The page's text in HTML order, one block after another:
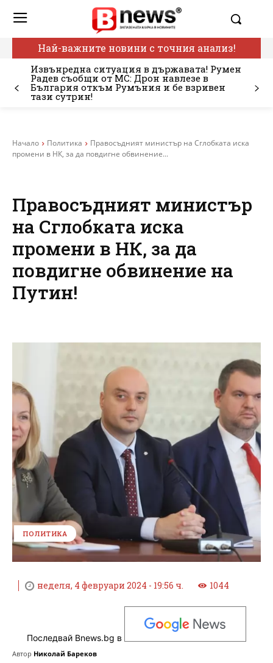
Най-важните новини с точния анализ!
Извънредна ситуация в държавата! Румен
Радев съобщи от МС: Дрон навлезе в
България откъм Румъния и бе взривен
тази сутрин!
Начало Политика
Правосъдният министър на Сглобката иска
промени в НК, за да повдигне обвинение...
Правосъдният министър
на Сглобката иска
промени в НК, за да
повдигне обвинение на
Путин!
ПОЛИТИКА
неделя, 4 февруари 2024 - 19:56 ч. 1044
Последвай Bnews.bg в
Автор Николай Бареков